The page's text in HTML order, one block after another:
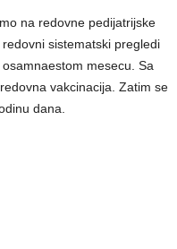
na redovne pedijatrijske
sistematski pregledi
mesecu. Sa
vakcinacija. Zatim se
dana.